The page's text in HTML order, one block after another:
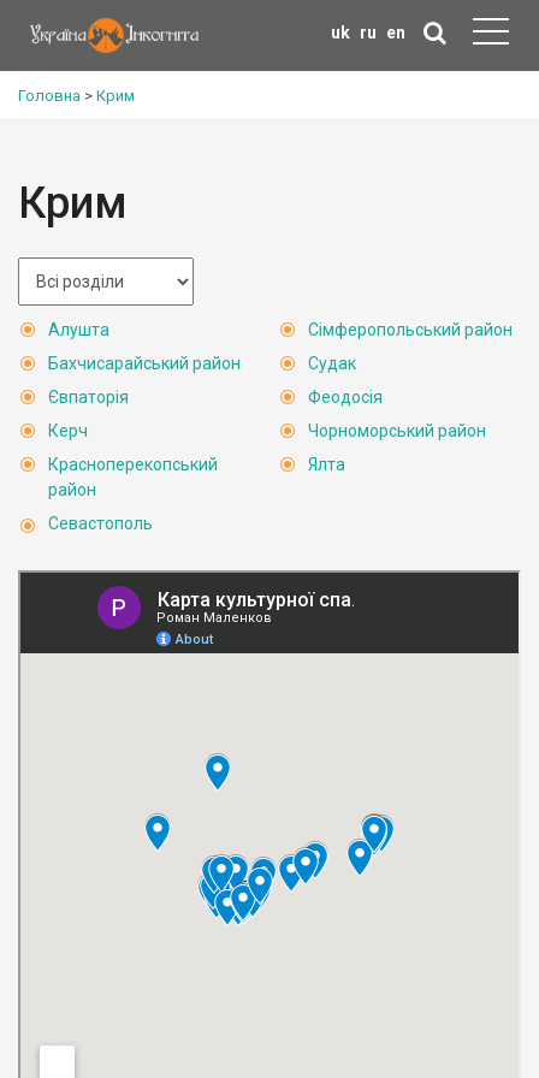
uk ru en
Головна > Крим
Крим
Алушта
Бахчисарайський район
Євпаторія
Керч
Красноперекопський
район
Севастополь
Сімферопольський район
Судак
Феодосія
Чорноморський район
Ялта